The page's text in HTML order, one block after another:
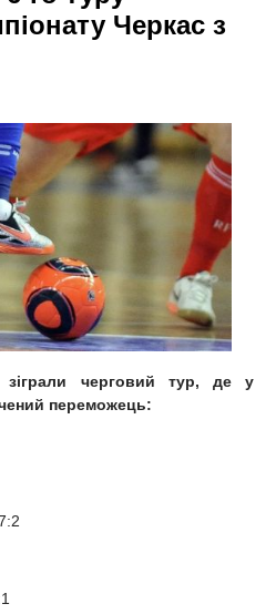
Черкас з
черговий тур, де у
переможець: